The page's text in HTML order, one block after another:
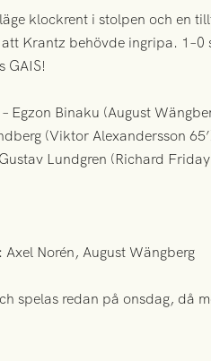
klockrent i stolpen och en
Krantz behövde ingripa. 1–0
GAIS!
Egzon Binaku (August
(Viktor Alexandersson
Gustav Lundgren (Richard
Norén, August Wängberg
spelas redan på onsdag, då